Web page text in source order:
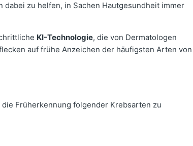
dabei zu helfen, in Sachen Hautgesundheit immer
KI-Technologie, die von Dermatologen
auf frühe Anzeichen der häufigsten Arten von
Früherkennung folgender Krebsarten zu